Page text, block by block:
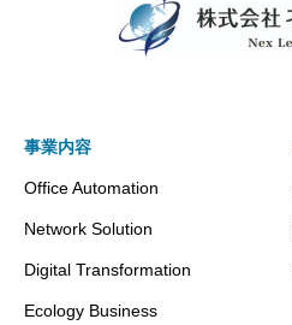
事業内容
Office Automation
Network Solution
Digital Transformation
Ecology Business